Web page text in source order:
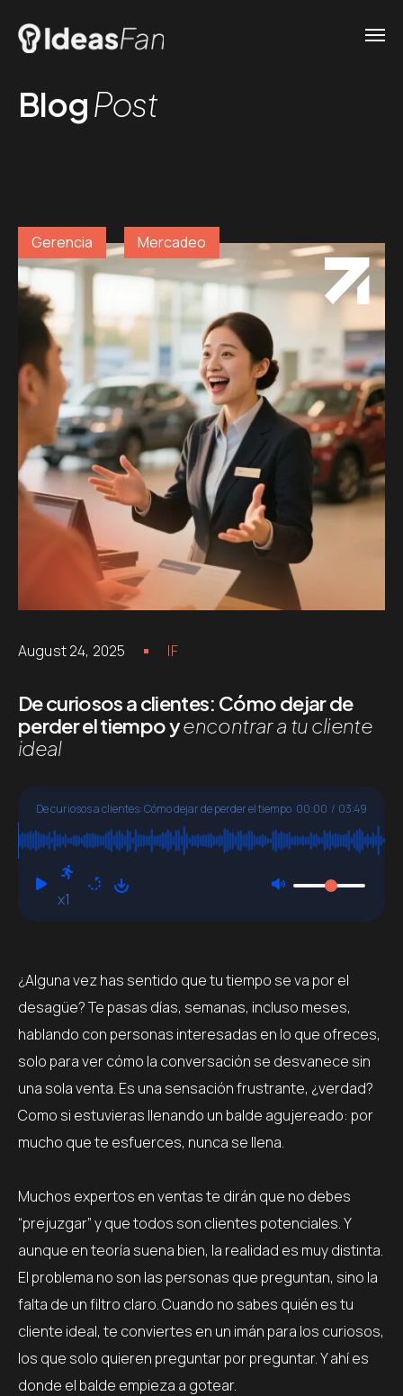
BlogPost
Gerencia Mercadeo
August 24, 2025 IF
De curiosos a clientes: Cómo dejar de
perder el tiempo yencontrar a tu cliente
ideal
De curiosos a clientes: Cómo dejar de perder el tiempo
yencontrar a tu cliente ideal
00:00 / 03:49
x1
¿Alguna vez has sentido que tu tiempo se va por el
desagüe? Te pasas días, semanas, incluso meses,
hablando con personas interesadas en lo que ofreces,
solo para ver cómo la conversación se desvanece sin
una sola venta. Es una sensación frustrante, ¿verdad?
Como si estuvieras llenando un balde agujereado: por
mucho que te esfuerces, nunca se llena.
Muchos expertos en ventas te dirán que no debes
“prejuzgar” y que todos son clientes potenciales. Y
aunque en teoría suena bien, la realidad es muy distinta.
El problema no son las personas que preguntan, sino la
falta de un filtro claro. Cuando no sabes quién es tu
cliente ideal, te conviertes en un imán para los curiosos,
los que solo quieren preguntar por preguntar. Y ahí es
donde el balde empieza a gotear.